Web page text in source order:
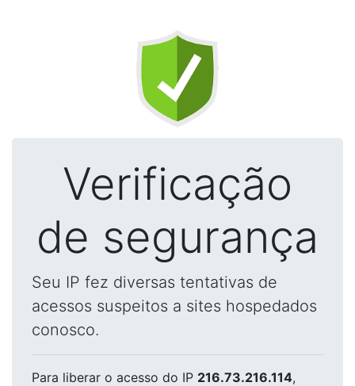
Verificação
de segurança
Seu IP fez diversas tentativas de
acessos suspeitos a sites hospedados
conosco.
Para liberar o acesso do IP 216.73.216.114,